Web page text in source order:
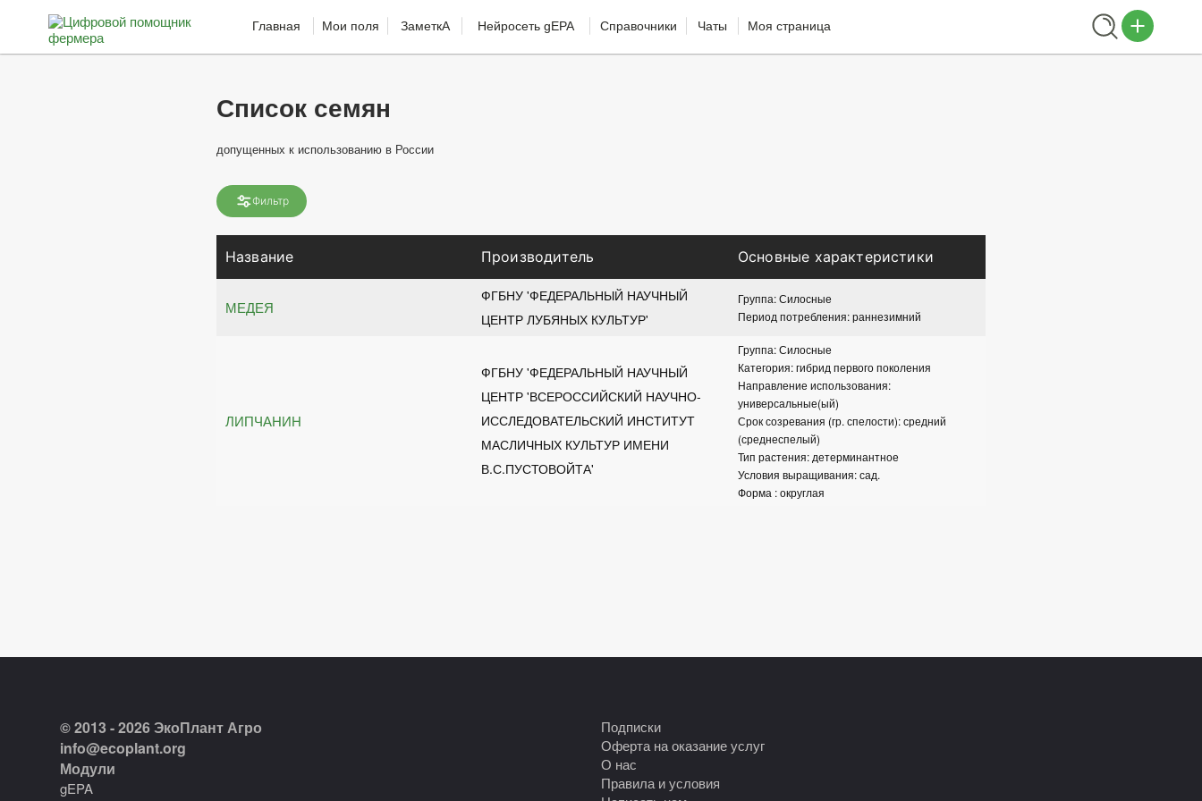
Главная Мои поля ЗаметкА Нейросеть gEPA Справочники Чаты Моя страница
Список семян
допущенных к использованию в России
Фильтр
Название Производитель Основные характеристики
МЕДЕЯ
ФГБНУ 'ФЕДЕРАЛЬНЫЙ НАУЧНЫЙ
ЦЕНТР ЛУБЯНЫХ КУЛЬТУР'
Группа: Силосные
Период потребления: раннезимний
ЛИПЧАНИН
ФГБНУ 'ФЕДЕРАЛЬНЫЙ НАУЧНЫЙ
ЦЕНТР 'ВСЕРОССИЙСКИЙ НАУЧНО-
ИССЛЕДОВАТЕЛЬСКИЙ ИНСТИТУТ
МАСЛИЧНЫХ КУЛЬТУР ИМЕНИ
В.С.ПУСТОВОЙТА'
Группа: Силосные
Категория: гибрид первого поколения
Направление использования:
универсальные(ый)
Срок созревания (гр. спелости): средний
(среднеспелый)
Тип растения: детерминантное
Условия выращивания: сад.
Форма : округлая
© 2013 - 2026 ЭкоПлант Агро
info@ecoplant.org
Модули
gEPA
Подписки
Оферта на оказание услуг
О нас
Правила и условия